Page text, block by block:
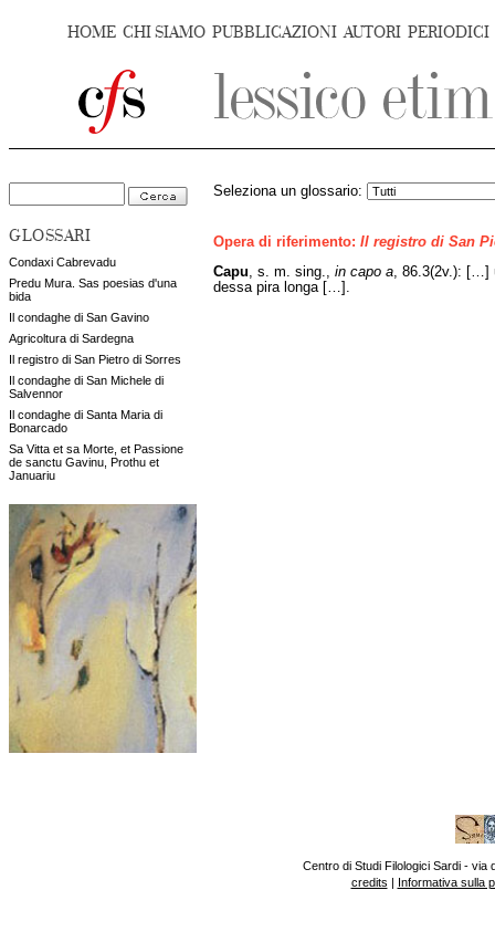
HOME CHI SIAMO PUBBLICAZIONI AUTORI PERIODICI
GLOSSARI
Condaxi Cabrevadu
Predu Mura. Sas poesias d'una
bida
Il condaghe di San Gavino
Agricoltura di Sardegna
Il registro di San Pietro di Sorres
Il condaghe di San Michele di
Salvennor
Il condaghe di Santa Maria di
Bonarcado
Sa Vitta et sa Morte, et Passione
de sanctu Gavinu, Prothu et
Januariu
Seleziona un glossario:
Opera di riferimento: Il registro di San
Capu , s. m. sing., in capo a , 86.3(2v.): […]
dessa pira longa […].
Centro di Studi Filologici Sardi - via
credits | Informativa sulla